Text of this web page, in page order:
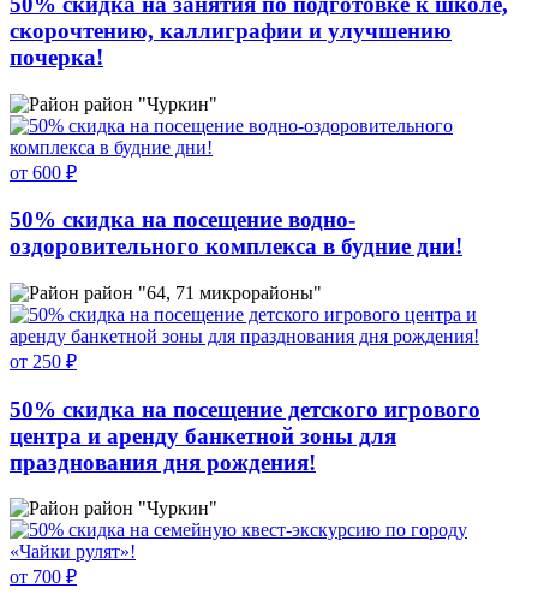
скорочтению, каллиграфии и улучшению
почерка!
район "Чуркин"
от 600 ₽
50% скидка на посещение водно-
оздоровительного комплекса в будние дни!
район "64, 71 микрорайоны"
от 250 ₽
50% скидка на посещение детского игрового
центра и аренду банкетной зоны для
празднования дня рождения!
район "Чуркин"
от 700 ₽